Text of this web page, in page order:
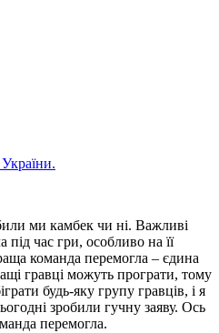
України.
ми камбек чи ні. Важливі
під час гри, особливо на її
команда перемогла – єдина
гравці можуть програти, тому
будь-яку групу гравців, і я
зробили гучну заяву. Ось
перемогла.